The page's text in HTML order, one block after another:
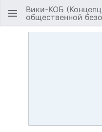
Открыть главное меню
Вики-КОБ
общественной